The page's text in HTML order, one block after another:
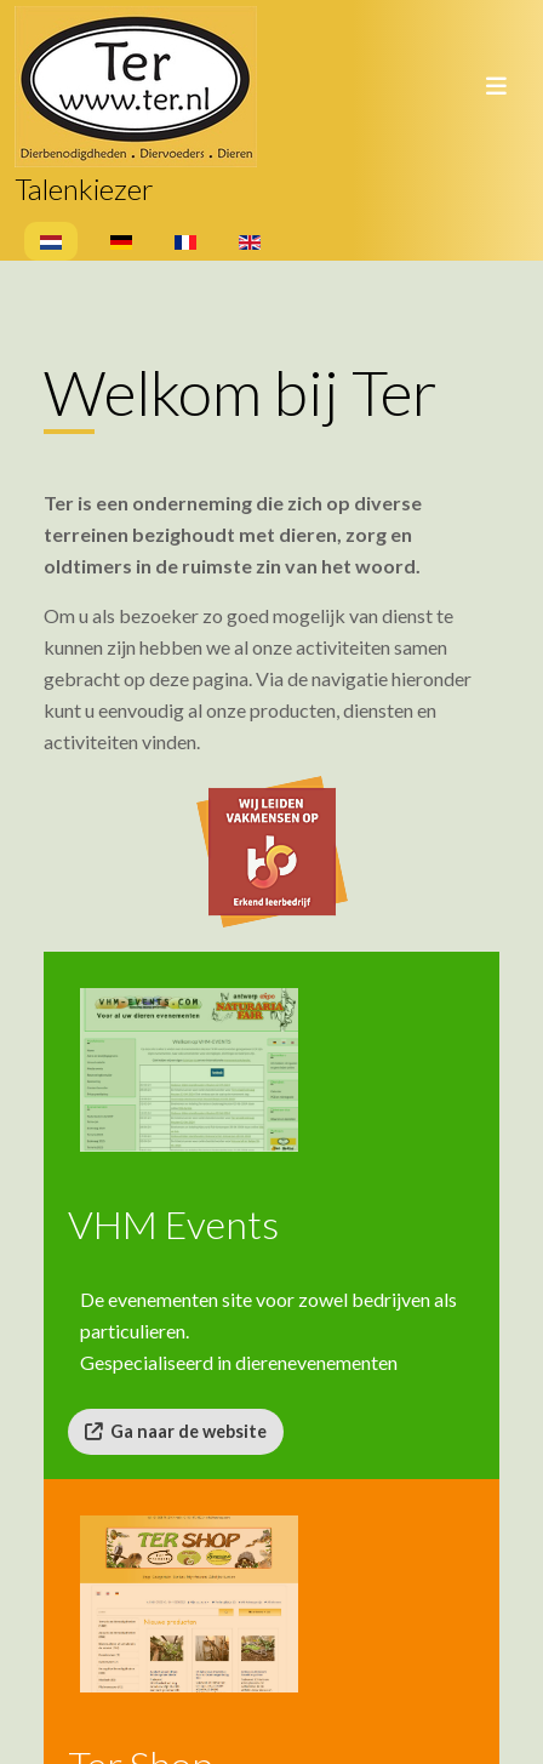
Talenkiezer
Selecteer de taal
Welkom bij Ter
Ter is een onderneming die zich op diverse
terreinen bezighoudt met dieren, zorg en
oldtimers in de ruimste zin van het woord.
Om u als bezoeker zo goed mogelijk van dienst te
kunnen zijn hebben we al onze activiteiten samen
gebracht op deze pagina. Via de navigatie hieronder
kunt u eenvoudig al onze producten, diensten en
activiteiten vinden.
VHM Events
De evenementen site voor zowel bedrijven als
particulieren.
Gespecialiseerd in dierenevenementen
Ga naar de website